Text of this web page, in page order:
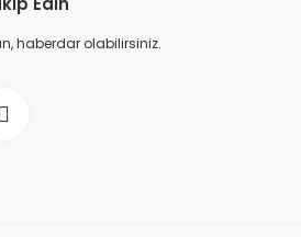
haberdar olabilirsiniz.